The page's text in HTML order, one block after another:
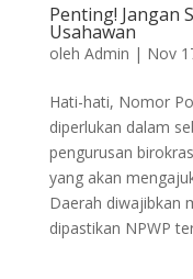
Penting! Jangan
Usahawan
oleh Admin | Nov
Hati-hati, Nomor
diperlukan dalam
pengurusan
yang akan
Daerah diwajibkan
dipastikan NPWP